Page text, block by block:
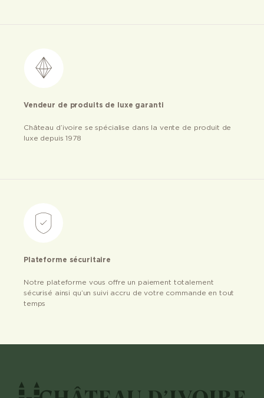
Vendeur de produits de luxe garanti
Château d’ivoire se spécialise dans la vente de produit de
luxe depuis 1978
Plateforme sécuritaire
Notre plateforme vous offre un paiement totalement
sécurisé ainsi qu’un suivi accru de votre commande en tout
temps